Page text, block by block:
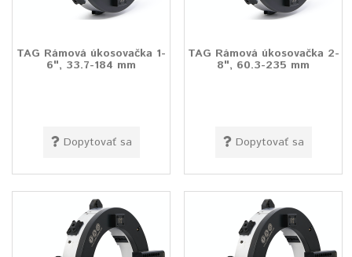
TAG Rámová úkosovačka 1-
6", 33.7-184 mm
Dopytovať sa
TAG Rámová úkosovačka 2-
8", 60.3-235 mm
Dopytovať sa